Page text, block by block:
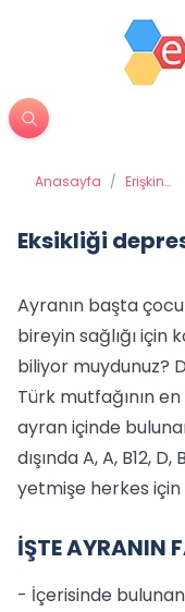
Anasayfa / Erişkin
Eksikliği
Ayranın başta
bireyin sağlığı için
biliyor muydunuz?
Türk mutfağının
ayran içinde
dışında A, A, B12,
yetmişe herkes için
İŞTE AYRANIN
- İçerisinde